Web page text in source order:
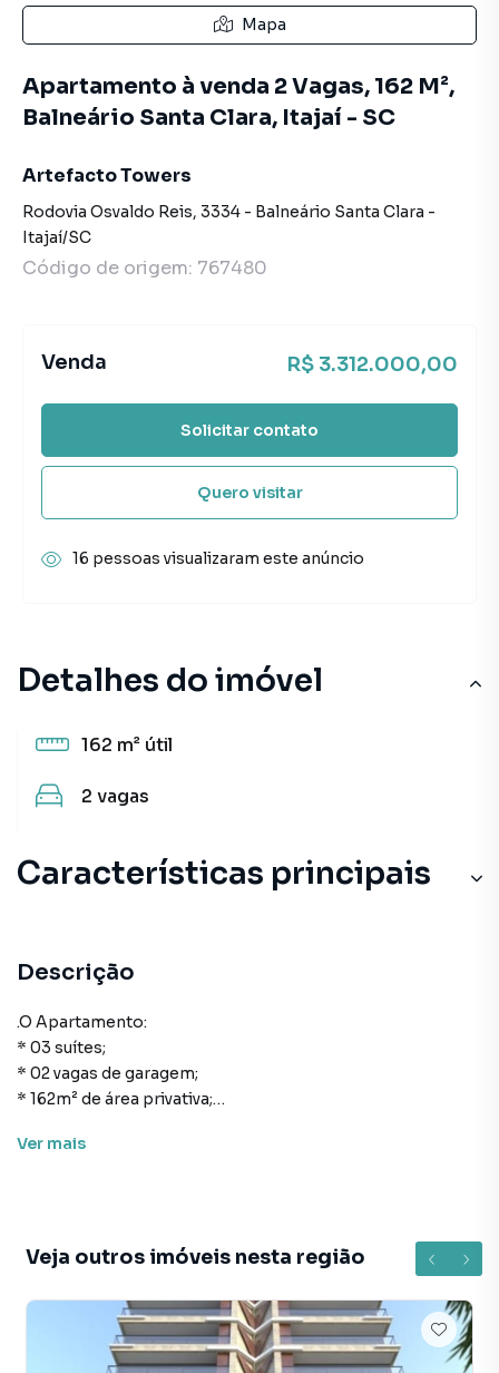
Detalhes do imóvel
162 m² útil
2 vagas
Características principais
Descrição
.O Apartamento:
* 03 suítes;
* 02 vagas de garagem;
* 162m² de área privativa;
* Área de serviço;
* Acabamento de alto padrão;
* 02 Torres - A e B;
* 35 Pavimentos;
Ver mais
Veja outros imóveis nesta região
Mapa
Apartamento à venda 2 Vagas, 162 M²,
Balneário Santa Clara, Itajaí - SC
Artefacto Towers
Rodovia Osvaldo Reis, 3334 - Balneário Santa Clara -
Itajaí/SC
Código de origem: 767480
Venda R$ 3.312.000,00
Solicitar contato
Quero visitar
16 pessoas visualizaram este anúncio